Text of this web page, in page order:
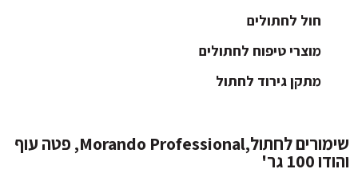
כלוב לחתול ותיקי נשיאה
כלי אוכל לחתול
מיטה לחתול
חול לחתולים
מוצרי טיפוח לחתולים
מתקן גירוד לחתול
שימורים לחתול,Morando Professional, פטה עוף
גר'